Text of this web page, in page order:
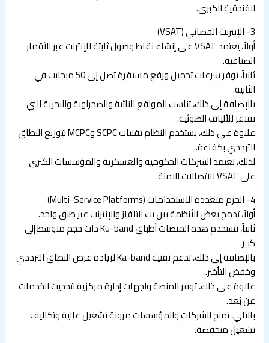
الفندقية الكبرى.
3- الإنترنت الفضائي (VSAT)
أولاً، يعتمد VSAT على إنشاء نقاط وصول ثابتة للإنترنت عبر الأقمار
الصناعية.
ثانياً، توفر سرعات تحميل ورفع مستقرة تصل إلى 50 ميجابت في
الثانية.
بالإضافة إلى ذلك، تناسب المواقع النائية والصحراوية والبحرية التي
تفتقر للألياف الضوئية.
علاوة على ذلك، يستخدم النظام تقنيات SCPC وMCPC لتوزيع النطاق
الترددي بكفاءة.
لذلك، تعتمد الشركات الحكومية والعسكرية والمؤسسات الكبرى
على VSAT للاتصالات الآمنة.
4- الحزم متعددة الاستخدامات (Multi-Service Platforms)
أولاً، تدمج بعض الأنظمة بين بث التلفاز والإنترنت عبر طبق واحد.
ثانياً، تستخدم هذه المنصات أطباق Ku-band ذات حجم متوسط إلى
كبير.
بالإضافة إلى ذلك، تدعم تقنية Ka-band لزيادة عرض النطاق الترددي
وخفض التأخير.
علاوة على ذلك، توفر المنصة واجهات إدارة مركزية لتحديث الخدمات
عن بُعد.
بالتالي، تمنح الشركات والمؤسسات مرونة تشغيل عالية وتكاليف
تشغيل منخفضة.